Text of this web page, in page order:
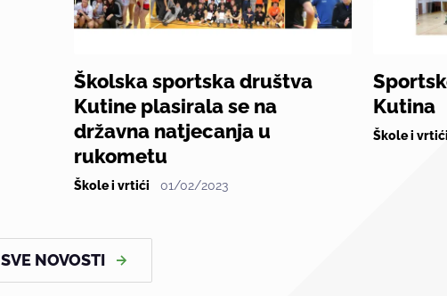
Školska sportska društva
Kutine plasirala se na
državna natjecanja u
rukometu
Škole i vrtići 01/02/2023
Kutina
Škole i vrtići
SVE NOVOSTI